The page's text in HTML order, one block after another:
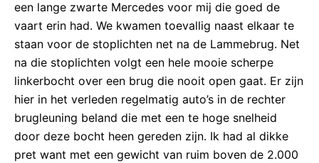
een lange zwarte Mercedes voor mij die goed de
vaart erin had. We kwamen toevallig naast elkaar te
staan voor de stoplichten net na de Lammebrug. Net
na die stoplichten volgt een hele mooie scherpe
linkerbocht over een brug die nooit open gaat. Er zijn
hier in het verleden regelmatig auto’s in de rechter
brugleuning beland die met een te hoge snelheid
door deze bocht heen gereden zijn. Ik had al dikke
pret want met een gewicht van ruim boven de 2.000